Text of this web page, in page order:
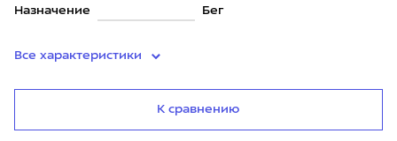
Назначение Бег
Все характеристики
К сравнению